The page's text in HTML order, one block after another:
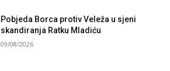
Pobjeda Borca protiv Veleža u sjeni
skandiranja Ratku Mladiću
09/08/2026